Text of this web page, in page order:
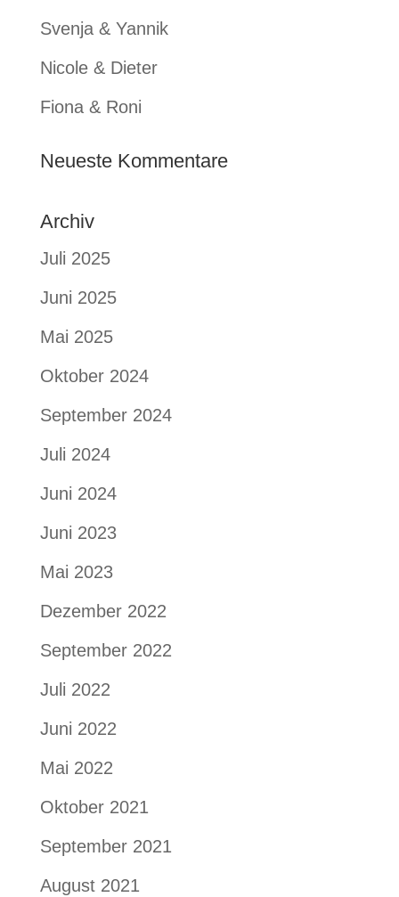
Svenja & Yannik
Nicole & Dieter
Fiona & Roni
Neueste Kommentare
Archiv
Juli 2025
Juni 2025
Mai 2025
Oktober 2024
September 2024
Juli 2024
Juni 2024
Juni 2023
Mai 2023
Dezember 2022
September 2022
Juli 2022
Juni 2022
Mai 2022
Oktober 2021
September 2021
August 2021